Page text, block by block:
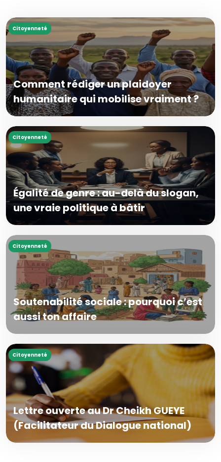
Citoyenneté
Comment rédiger un plaidoyer
humanitaire qui mobilise vraiment ?
Citoyenneté
Égalité de genre : au-delà du slogan,
une vraie politique à bâtir
Citoyenneté
Soutenabilité sociale : pourquoi c’est
aussi ton affaire
Citoyenneté
Lettre ouverte au Dr Cheikh GUEYE
(Facilitateur du Dialogue national)